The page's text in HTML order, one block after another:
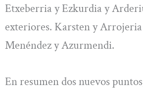
Etxeberria y Ezkurdia y
exteriores. Karsten y
Menéndez y Azurmendi.
En resumen dos nuevos